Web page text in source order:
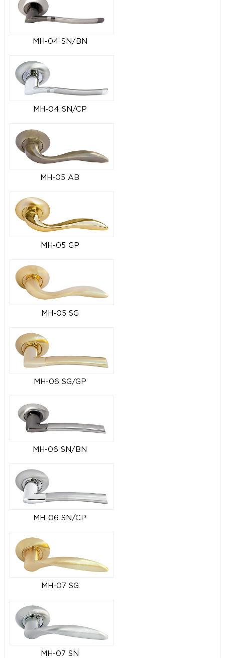
MH-04 SN/BN
MH-04 SN/CP
MH-05 AB
MH-05 GP
MH-05 SG
MH-06 SG/GP
MH-06 SN/BN
MH-06 SN/CP
MH-07 SG
MH-07 SN